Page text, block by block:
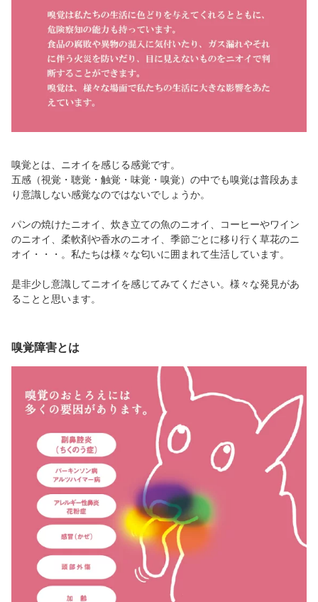
嗅覚とは、ニオイを感じる感覚です。
五感（視覚・聴覚・触覚・味覚・嗅覚）の中でも嗅覚は普段あま
り意識しない感覚なのではないでしょうか。
パンの焼けたニオイ、炊き立ての魚のニオイ、コーヒーやワイン
のニオイ、柔軟剤や香水のニオイ、季節ごとに移り行く草花のニ
オイ・・・。私たちは様々な匂いに囲まれて生活しています。
是非少し意識してニオイを感じてみてください。様々な発見があ
ることと思います。
嗅覚障害とは